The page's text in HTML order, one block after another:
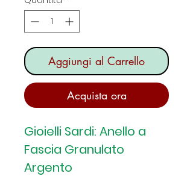
Aggiungi al Carrello
Acquista ora
Gioielli Sardi: Anello a
Fascia Granulato
Argento